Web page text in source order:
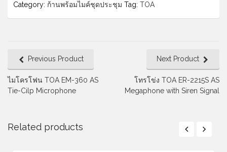
Category: ก้านพร้อมไมค์ชุดประชุม Tag: TOA
Previous Product
ไมโครโฟน TOA EM-360 AS
Tie-Cilp Microphone
Next Product
โทรโข่ง TOA ER-2215S AS
Megaphone with Siren Signal
Related products